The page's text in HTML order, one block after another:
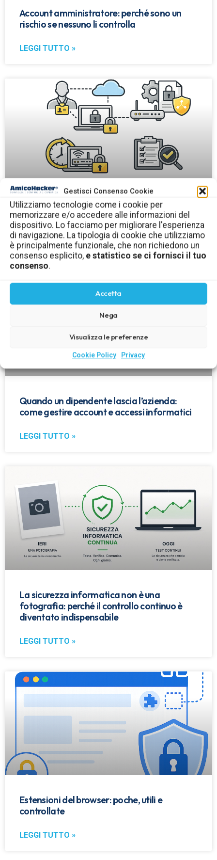
Gestisci Consenso Cookie
Utilizziamo tecnologie come i cookie per
memorizzare e/o accedere alle informazioni del
dispositivo. Lo facciamo per migliorare l'esperienza
di navigazione. La tipologia di cookie che utilizziamo
è principalmente funzionale, che non richiedono un
consenso esplicito, e statistico se ci fornisci il tuo
consenso.
Accetta
Nega
Visualizza le preferenze
Cookie Policy Privacy
Account amministratore: perché sono un
rischio se nessuno li controlla
LEGGI TUTTO »
Accessi dei fornitori esterni alla rete
aziendale: come gestirli in sicurezza
LEGGI TUTTO »
Quando un dipendente lascia l’azienda:
come gestire account e accessi informatici
LEGGI TUTTO »
La sicurezza informatica non è una
fotografia: perché il controllo continuo è
diventato indispensabile
LEGGI TUTTO »
Estensioni del browser: poche, utili e
controllate
LEGGI TUTTO »